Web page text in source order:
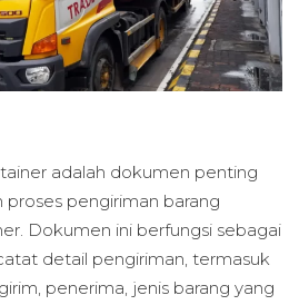
adalah dokumen penting
pengiriman barang
Dokumen ini berfungsi sebagai
detail pengiriman, termasuk
penerima, jenis barang yang